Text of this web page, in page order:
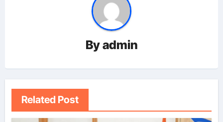
Byadmin
Related Post